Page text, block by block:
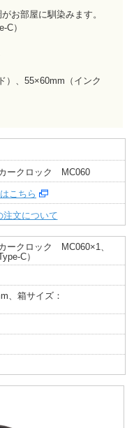
お部屋に馴染みます。
）
）、55×60mm（インク
ークロック MC060
こちら
注文について
ークロック MC060×1、
C）
、箱サイズ：